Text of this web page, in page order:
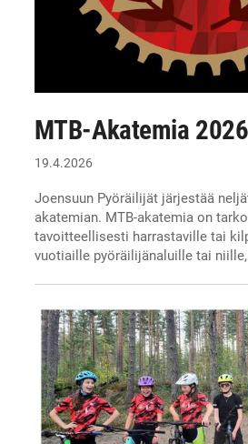
MTB-Akatemia 2026
19.4.2026
Joensuun Pyöräilijät järjestää
akatemian. MTB-akatemia on
tavoitteellisesti harrastaville tai
vuotiaille pyöräilijänaluille tai